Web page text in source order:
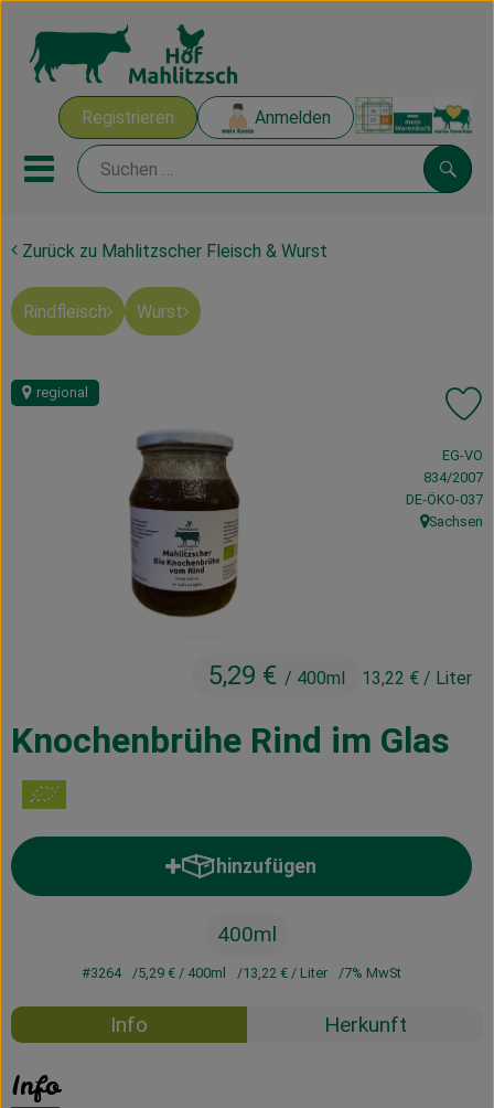
Registrieren Anmelden
Mobiles Menu öffnen oder
Ökokisten
Mahlitzscher Produkte
Obst & Gemüse
Vorratskammer
Über uns
Lieferservice
Neues vom Hof
Zurück zu Mahlitzscher Fleisch & Wurst
Rindfleisch Wurst
Knochenbrühe Rind im Glas
5,29 € / 400ml 13,22 € / Liter
regional
, Verband:
EG-VO
834/2007
,DE-ÖKO-037
, Herkunft:
Sachsen
hinzufügen
Produkt zum Warenkorb
400ml
#3264 5,29 € / 400ml 13,22 € / Liter 7% MwSt
Info Herkunft
Info